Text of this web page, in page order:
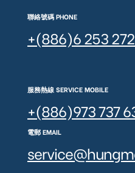
聯絡號碼 PHONE
+(886)6 253
服務熱線 SERVICE MOBILE
+(886)973 737
電郵 EMAIL